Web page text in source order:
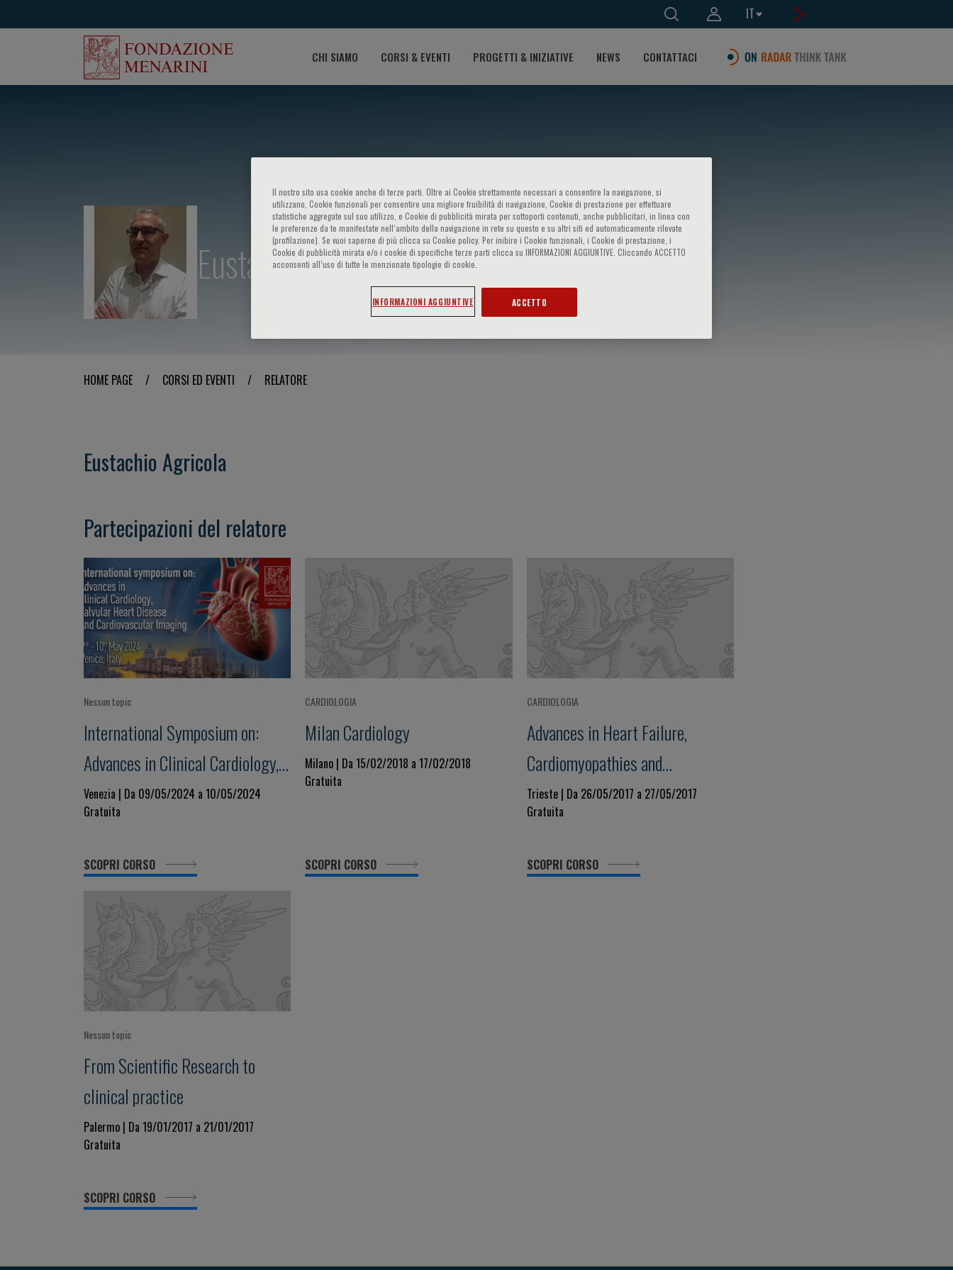
IT
CHI SIAMO CORSI & EVENTI PROGETTI & INIZIATIVE NEWS CONTATTACI
Eustachio Agricola
HOME PAGE / CORSI ED EVENTI / RELATORE
Eustachio Agricola
Partecipazioni del relatore
Nessun topic
International Symposium on:
Advances in Clinical Cardiology,
Valvular Heart Disease and
Cardiovascular Imaging
Venezia | Da 09/05/2024 a 10/05/2024
Gratuita
SCOPRI CORSO
CARDIOLOGIA
Milan Cardiology
Milano | Da 15/02/2018 a 17/02/2018
Gratuita
SCOPRI CORSO
CARDIOLOGIA
Advances in Heart Failure,
Cardiomyopathies and
Pericardial Diseases
Trieste | Da 26/05/2017 a 27/05/2017
Gratuita
SCOPRI CORSO
Nessun topic
From Scientific Research to
clinical practice
Palermo | Da 19/01/2017 a 21/01/2017
Gratuita
SCOPRI CORSO
Il nostro sito usa cookie anche di terze parti. Oltre ai Cookie strettamente necessari a consentire la navigazione, si
utilizzano, Cookie funzionali per consentire una migliore fruibilità di navigazione, Cookie di prestazione per effettuare
statistiche aggregate sul suo utilizzo, e Cookie di pubblicità mirata per sottoporti contenuti, anche pubblicitari, in linea con
le preferenze da te manifestate nell‘ambito della navigazione in rete su questo e su altri siti ed automaticamente rilevate
(profilazione). Se vuoi saperne di più clicca su Cookie policy. Per inibire i Cookie funzionali, i Cookie di prestazione, i
Cookie di pubblicità mirata e/o i cookie di specifiche terze parti clicca su INFORMAZIONI AGGIUNTIVE. Cliccando ACCETTO
acconsenti all’uso di tutte le menzionate tipologie di cookie.
INFORMAZIONI AGGIUNTIVE ACCETTO